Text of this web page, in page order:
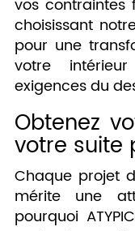
vos contraintes
choisissant
pour une
votre
exigences du
Obtenez
votre suite
Chaque projet
mérite une
pourquoi